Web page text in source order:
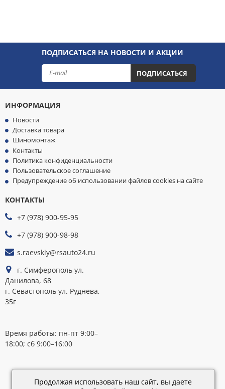
ПОДПИСАТЬСЯ НА НОВОСТИ И АКЦИИ
ПОДПИСАТЬСЯ
ИНФОРМАЦИЯ
Новости
Доставка товара
Шиномонтаж
Контакты
Политика конфиденциальности
Пользовательское соглашение
Предупреждение об использовании файлов cookies на сайте
КОНТАКТЫ
+7 (978) 900-95-95
+7 (978) 900-98-98
s.raevskiy@rsauto24.ru
г. Симферополь ул.
Данилова, 68
г. Севастополь ул. Руднева,
35г
Время работы: пн-пт 9:00–
18:00; сб 9:00–16:00
Каталог
28.02.2019
Продолжая использовать наш сайт, вы даете